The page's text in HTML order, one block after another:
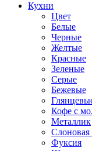
Кухни
Цвет
Белые
Черные
Желтые
Красные
Зеленые
Серые
Бежевые
Кофе с
Металлик
Слоновая
Фуксия